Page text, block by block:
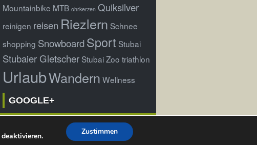
Mountainbike MTB ohrkerzen Quiksilver
reinigen reisen Riezlern Schnee
shopping SnowboardSport Stubai
Stubaier Gletscher Stubai Zoo triathlon
UrlaubWandern Wellness
GOOGLE+
deaktivieren. Zustimmen